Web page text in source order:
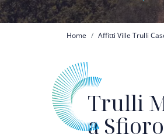
Briciole
Home Affitti Ville Trulli
Trulli
a